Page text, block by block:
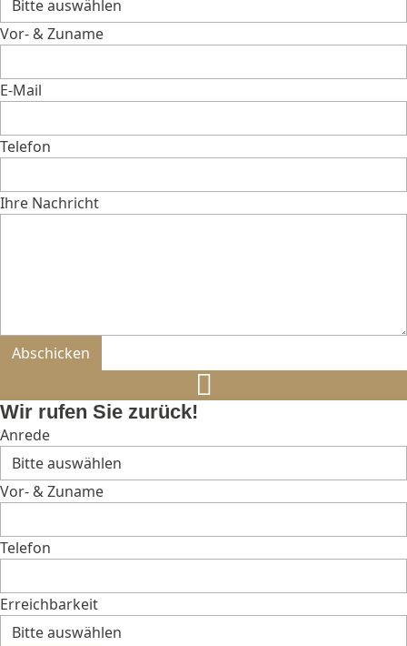
Vor- & Zuname
E-Mail
Telefon
Ihre Nachricht
Bitte nicht ausfüllen.
Abschicken
Wir rufen Sie zurück!
Anrede
Vor- & Zuname
Telefon
Erreichbarkeit